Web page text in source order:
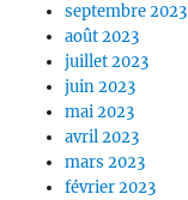
septembre 2023
août 2023
juillet 2023
juin 2023
mai 2023
avril 2023
mars 2023
février 2023